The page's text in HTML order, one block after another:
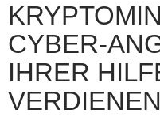
CYBER-
IHRER
VERDIENEN